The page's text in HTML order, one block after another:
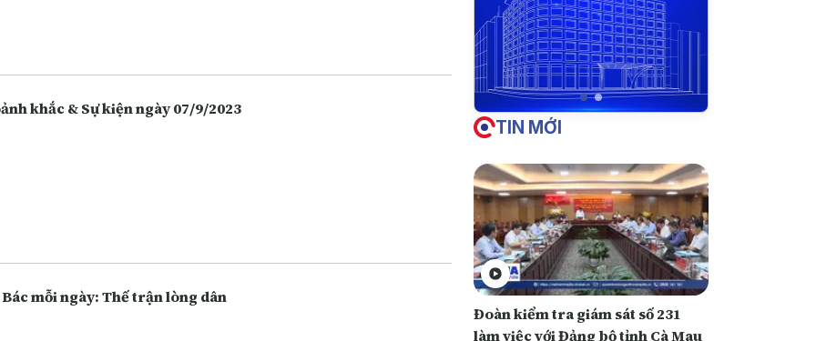
Khoảnh khắc & Sự kiện ngày 07/9/2023
mỗi ngày: Thế trận lòng dân
TIN MỚI
Đoàn kiểm tra giám sát số 231
làm việc với Đảng bộ tỉnh Cà Mau